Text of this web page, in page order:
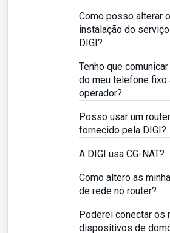
Como posso alterar
instalação do
DIGI?
Tenho que
do meu telefone fixo
operador?
Posso usar um
fornecido pela DIGI?
A DIGI usa CG-NAT?
Como altero as
de rede no router?
Poderei conectar os
dispositivos de